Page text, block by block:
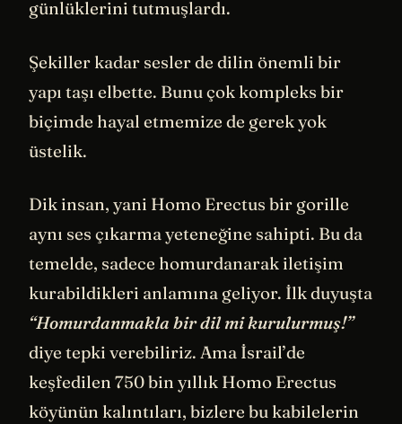
günlüklerini tutmuşlardı.
Şekiller kadar sesler de dilin önemli bir
yapı taşı elbette. Bunu çok kompleks bir
biçimde hayal etmemize de gerek yok
üstelik.
Dik insan, yani Homo Erectus bir gorille
aynı ses çıkarma yeteneğine sahipti. Bu da
temelde, sadece homurdanarak iletişim
kurabildikleri anlamına geliyor. İlk duyuşta
“Homurdanmakla bir dil mi kurulurmuş!”
diye tepki verebiliriz. Ama İsrail’de
keşfedilen 750 bin yıllık Homo Erectus
köyünün kalıntıları, bizlere bu kabilelerin